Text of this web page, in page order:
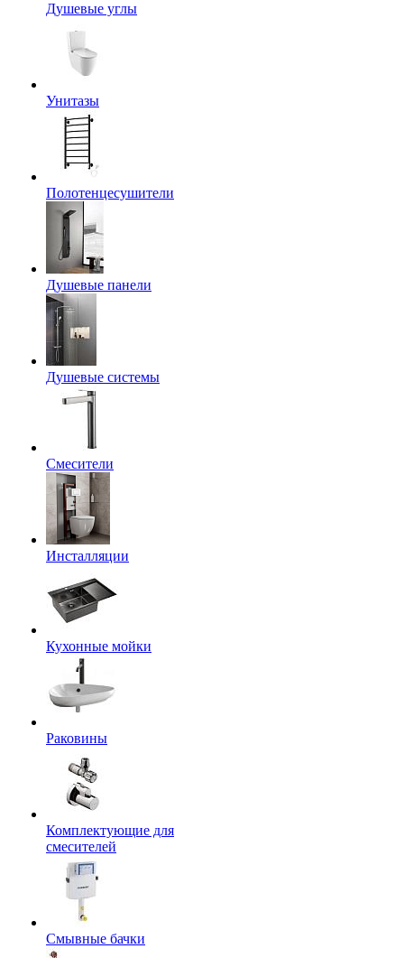
Душевые углы
Унитазы
Полотенцесушители
Душевые панели
Душевые системы
Смесители
Инсталляции
Кухонные мойки
Раковины
Комплектующие для
смесителей
Смывные бачки